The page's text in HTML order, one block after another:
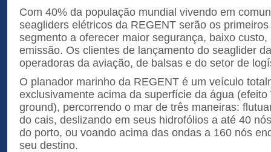
Com 40% da população mundial vivendo em
seagliders elétricos da REGENT serão os
segmento a oferecer maior segurança, baixo
emissão. Os clientes de lançamento do seaglider
operadoras da aviação, de balsas e do setor de
O planador marinho da REGENT é um veículo
exclusivamente acima da superfície da água (efeito
ground), percorrendo o mar de três maneiras:
do cais, deslizando em seus hidrofólios a até 40
do porto, ou voando acima das ondas a 160 nós
seu destino.